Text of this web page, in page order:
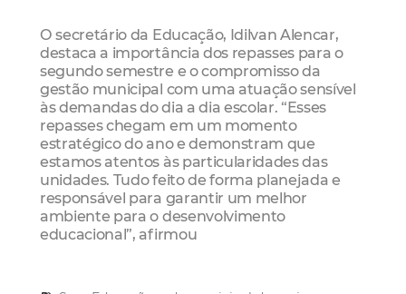
O secretário da Educação, Idilvan Alencar,
destaca a importância dos repasses para o
segundo semestre e o compromisso da
gestão municipal com uma atuação sensível
às demandas do dia a dia escolar. “Esses
repasses chegam em um momento
estratégico do ano e demonstram que
estamos atentos às particularidades das
unidades. Tudo feito de forma planejada e
responsável para garantir um melhor
ambiente para o desenvolvimento
educacional”, afirmou